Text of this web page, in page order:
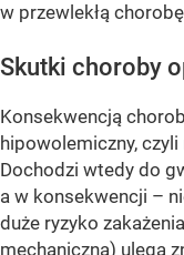
w przewlekłą
Skutki choroby
Konsekwencją
hipowolemiczny, czyli
Dochodzi wtedy do
a w konsekwencji –
duże ryzyko
mechaniczna) ulega